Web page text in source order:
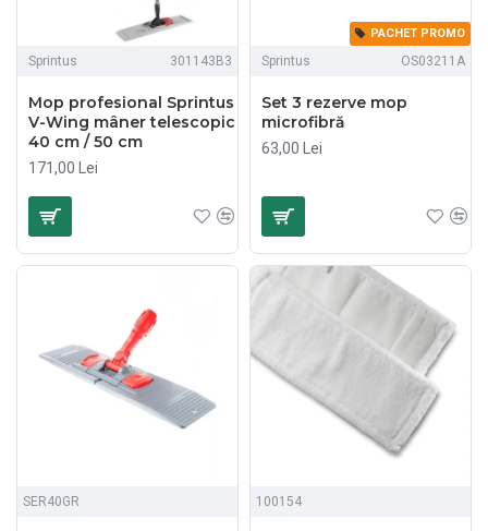
Sprintus 301143B3
Mop profesional Sprintus
V-Wing mâner telescopic
40 cm / 50 cm
171,00 Lei
PACHET PROMO
Sprintus OS03211A
Set 3 rezerve mop
microfibră
63,00 Lei
SER40GR 100154